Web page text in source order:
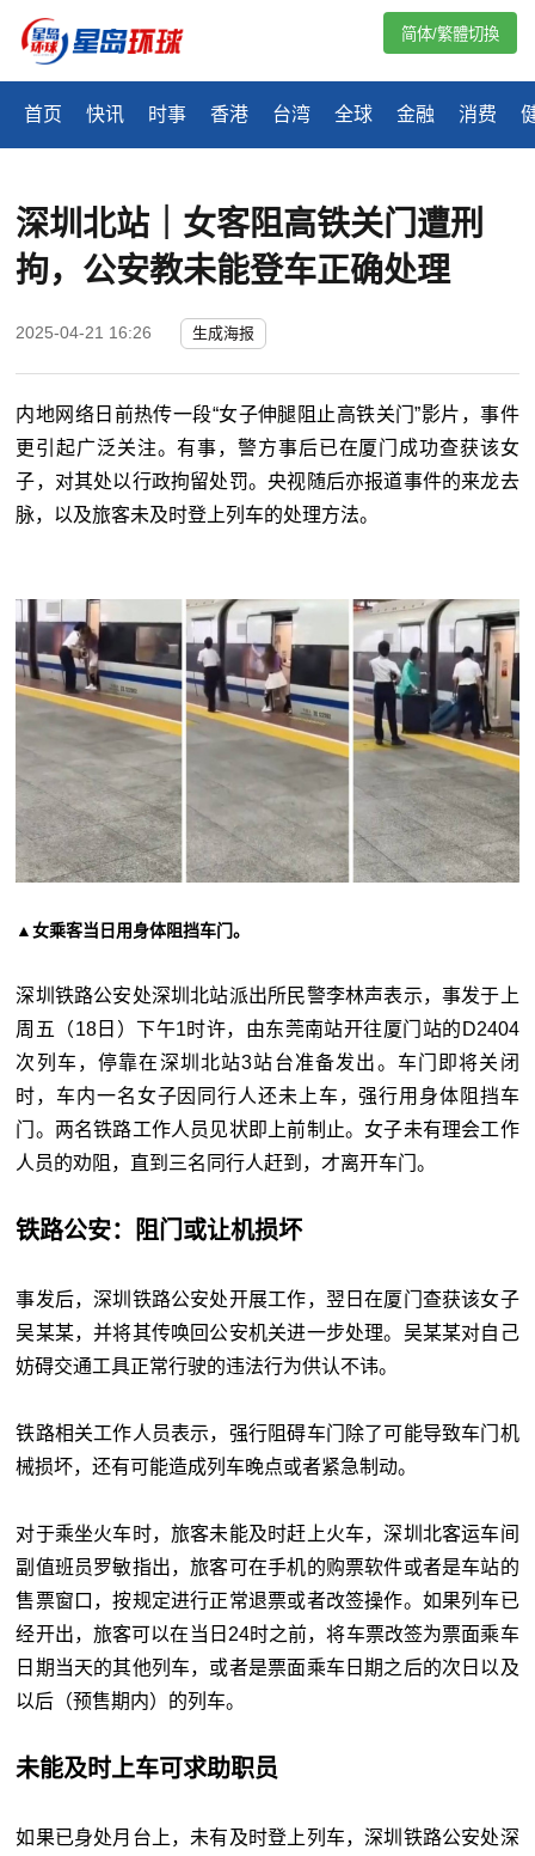
首页 快讯 时事 香港 台湾 全球 金融 消费
简体/繁體切換
深圳北站｜女客阻高铁关门遭刑
拘，公安教未能登车正确处理
2025-04-21 16:26 生成海报
内地网络日前热传一段“女子伸腿阻止高铁关门”影片，事件
更引起广泛关注。有事，警方事后已在厦门成功查获该女
子，对其处以行政拘留处罚。央视随后亦报道事件的来龙去
脉，以及旅客未及时登上列车的处理方法。
▲女乘客当日用身体阻挡车门。
深圳铁路公安处深圳北站派出所民警李林声表示，事发于上
周五（18日）下午1时许，由东莞南站开往厦门站的D2404
次列车，停靠在深圳北站3站台准备发出。车门即将关闭
时，车内一名女子因同行人还未上车，强行用身体阻挡车
门。两名铁路工作人员见状即上前制止。女子未有理会工作
人员的劝阻，直到三名同行人赶到，才离开车门。
铁路公安：阻门或让机损坏
事发后，深圳铁路公安处开展工作，翌日在厦门查获该女子
吴某某，并将其传唤回公安机关进一步处理。吴某某对自己
妨碍交通工具正常行驶的违法行为供认不讳。
铁路相关工作人员表示，强行阻碍车门除了可能导致车门机
械损坏，还有可能造成列车晚点或者紧急制动。
对于乘坐火车时，旅客未能及时赶上火车，深圳北客运车间
副值班员罗敏指出，旅客可在手机的购票软件或者是车站的
售票窗口，按规定进行正常退票或者改签操作。如果列车已
经开出，旅客可以在当日24时之前，将车票改签为票面乘车
日期当天的其他列车，或者是票面乘车日期之后的次日以及
以后（预售期内）的列车。
未能及时上车可求助职员
如果已身处月台上，未有及时登上列车，深圳铁路公安处深